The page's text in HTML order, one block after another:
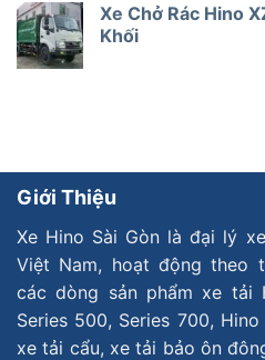
Xe Chở Rác Hino
Khối
Giới Thiệu
Xe Hino Sài Gòn là đại lý
Việt Nam, hoạt động theo
các dòng sản phẩm xe tải
Series 500, Series 700,
xe tải cẩu, xe tải bảo ôn